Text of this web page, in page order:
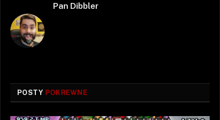
Pan Dibbler
POSTY POKREWNE